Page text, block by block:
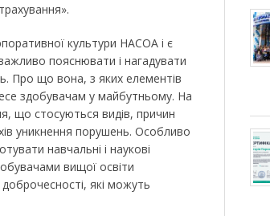
культури НАСОА і є
пояснювати і нагадувати
Про що вона, з яких елементів
здобувачам у майбутньому. На
що стосуються видів, причин
уникнення порушень. Особливо
навчальні і наукові
вищої освіти
які можуть